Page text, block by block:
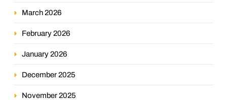
March 2026
February 2026
January 2026
December 2025
November 2025